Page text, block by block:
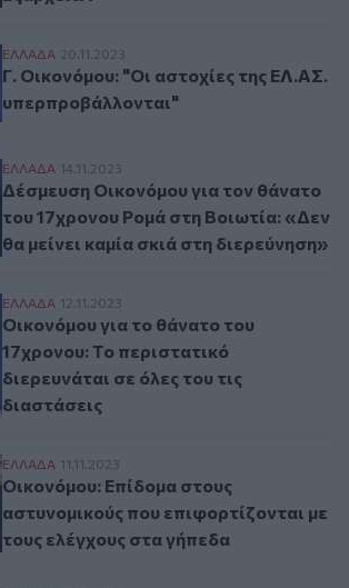
Γ. Οικονόμου: "Οι αστοχίες της ΕΛ.ΑΣ.
ΕΛΛAΔΑ 20.11.2023
Γ. Οικονόμου: "Οι αστοχίες της ΕΛ.ΑΣ.
υπερπροβάλλονται"
Δέσμευση Οικονόμου για τον θάνατο του
ΕΛΛAΔΑ 14.11.2023
Δέσμευση Οικονόμου για τον θάνατο
του 17χρονου Ρομά στη Βοιωτία: «Δεν
θα μείνει καμία σκιά στη διερεύνηση»
Οικονόμου για το θάνατο του 17χρονου:
ΕΛΛAΔΑ 12.11.2023
Οικονόμου για το θάνατο του
17χρονου: Το περιστατικό
διερευνάται σε όλες του τις
διαστάσεις
Οικονόμου: Επίδομα στους
ΕΛΛAΔΑ 11.11.2023
Οικονόμου: Επίδομα στους
αστυνομικούς που επιφορτίζονται με
τους ελέγχους στα γήπεδα